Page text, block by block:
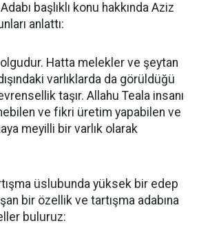
başlıklı konu hakkında Aziz
anlattı:
Hatta melekler ve şeytan
varlıklarda da görüldüğü
taşır. Allahu Teala insanı
ve fikri üretim yapabilen ve
meyilli bir varlık olarak
üslubunda yüksek bir edep
bir özellik ve tartışma adabına
buluruz: